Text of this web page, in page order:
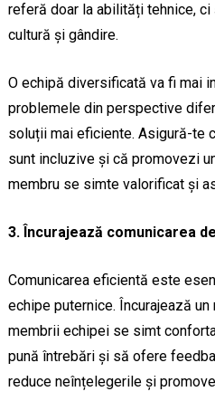
referă doar la abilități tehnice,
cultură și gândire.
O echipă diversificată va fi mai
problemele din perspective
soluții mai eficiente. Asigură-te
sunt incluzive și că promovezi
membru se simte valorificat și
3. Încurajează comunicarea
Comunicarea eficientă este
echipe puternice. Încurajează
membrii echipei se simt
pună întrebări și să ofere
reduce neînțelegerile și